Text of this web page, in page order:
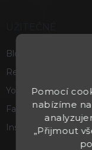
Pomocí
nabízíme
„Přijmout
Blog
Recenze a hodnocení
Youtube
Facebook
Instagram